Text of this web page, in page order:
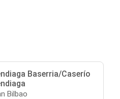
Baserria/Caserío
Bilbao